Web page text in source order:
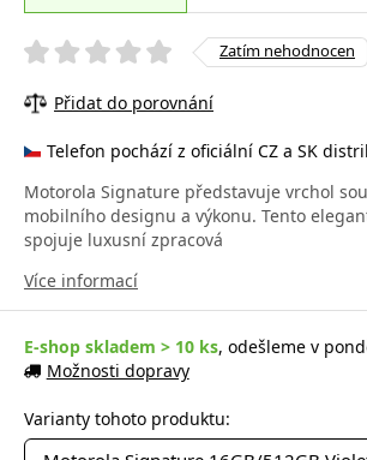
Zatím nehodnocen
Přidat do porovnání
Telefon pochází z oficiální CZ a SK
Motorola Signature představuje vrchol
mobilního designu a výkonu. Tento
spojuje luxusní zpracová
Více informací
E-shop skladem > 10 ks, odešleme v
Možnosti dopravy
Varianty tohoto produktu: